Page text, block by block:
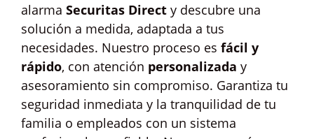
alarma Securitas Direct y descubre una
solución a medida, adaptada a tus
necesidades. Nuestro proceso es fácil y
rápido, con atención personalizada y
asesoramiento sin compromiso. Garantiza tu
seguridad inmediata y la tranquilidad de tu
familia o empleados con un sistema